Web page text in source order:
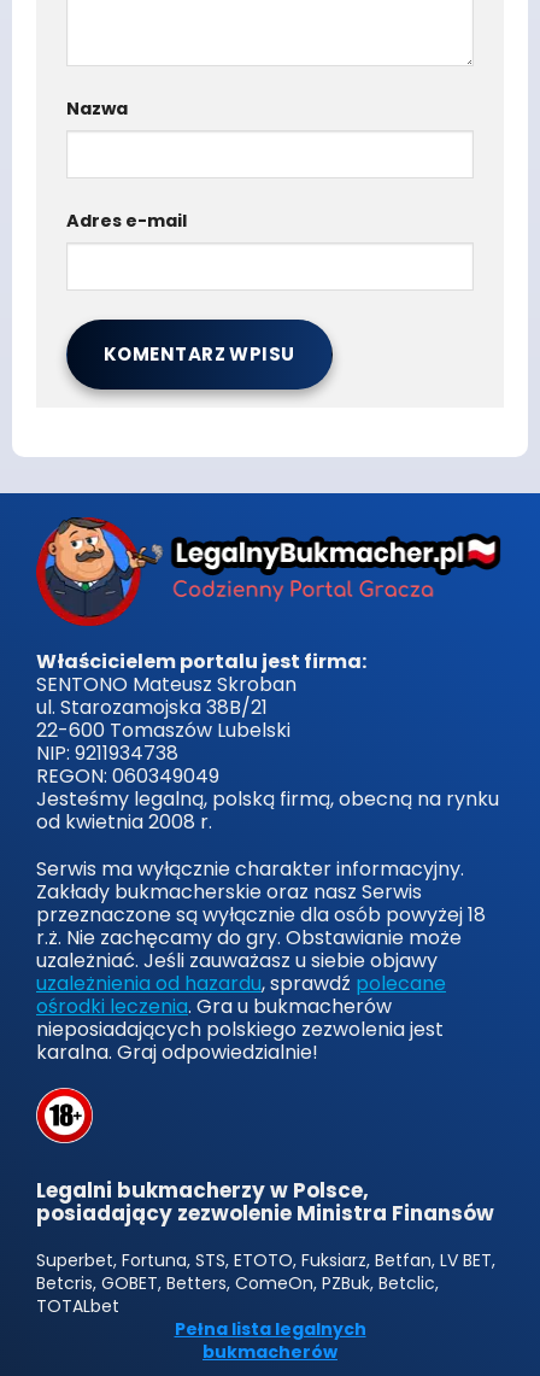
Nazwa
Adres e-mail
Właścicielem portalu jest firma:
SENTONO Mateusz Skroban
ul. Starozamojska 38B/21
22-600 Tomaszów Lubelski
NIP: 9211934738
REGON: 060349049
Jesteśmy legalną, polską firmą, obecną na rynku
od kwietnia 2008 r.
Serwis ma wyłącznie charakter informacyjny.
Zakłady bukmacherskie oraz nasz Serwis
przeznaczone są wyłącznie dla osób powyżej 18
r.ż. Nie zachęcamy do gry. Obstawianie może
uzależniać. Jeśli zauważasz u siebie objawy
uzależnienia od hazardu, sprawdź polecane
ośrodki leczenia. Gra u bukmacherów
nieposiadających polskiego zezwolenia jest
karalna. Graj odpowiedzialnie!
Legalni bukmacherzy w Polsce,
posiadający zezwolenie Ministra Finansów
Superbet, Fortuna, STS, ETOTO, Fuksiarz, Betfan, LV BET,
Betcris, GOBET, Betters, ComeOn, PZBuk, Betclic,
TOTALbet
Pełna lista legalnych
bukmacherów